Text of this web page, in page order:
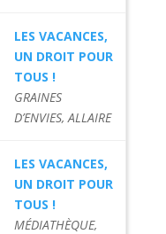
LES VACANCES,
UN DROIT POUR
TOUS !
GRAINES
D’ENVIES, ALLAIRE
LES VACANCES,
UN DROIT POUR
TOUS !
MÉDIATHÈQUE,